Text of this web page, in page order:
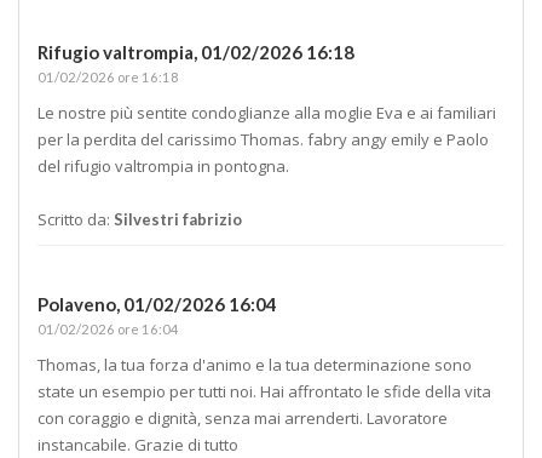
Rifugio valtrompia, 01/02/2026 16:18
01/02/2026 ore 16:18
Le nostre più sentite condoglianze alla moglie Eva e ai familiari
per la perdita del carissimo Thomas. fabry angy emily e Paolo
del rifugio valtrompia in pontogna.
Scritto da: Silvestri fabrizio
Polaveno, 01/02/2026 16:04
01/02/2026 ore 16:04
Thomas, la tua forza d'animo e la tua determinazione sono
state un esempio per tutti noi. Hai affrontato le sfide della vita
con coraggio e dignità, senza mai arrenderti. Lavoratore
instancabile. Grazie di tutto